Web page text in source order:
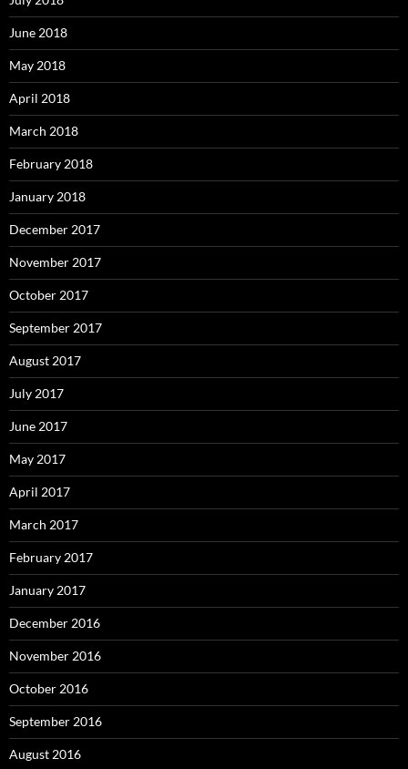
June 2018
May 2018
April 2018
March 2018
February 2018
January 2018
December 2017
November 2017
October 2017
September 2017
August 2017
July 2017
June 2017
May 2017
April 2017
March 2017
February 2017
January 2017
December 2016
November 2016
October 2016
September 2016
August 2016